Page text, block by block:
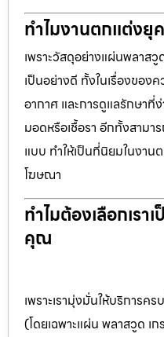
ทำไมงานตกแต่งยุ
เพราะวัสดุอย่างแผ่นพลาส
เป็นอย่างดี ทั้งในเรื่องขอ
อากาศ และการดูแลรักษาที่
มอดหรือเชื้อรา อีกทั้งสาม
แบบ ทำให้เป็นที่นิยมในงาน
โฆษณา
ทำไมต้องเลือกเร
คุณ
เพราะเรามุ่งมั่นให้บริการ
(โดยเฉพาะแผ่น พลาสวูด เ